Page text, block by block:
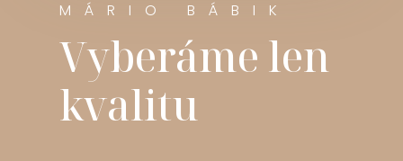
MÁRIO BÁBIK
Vyberáme len
kvalitu